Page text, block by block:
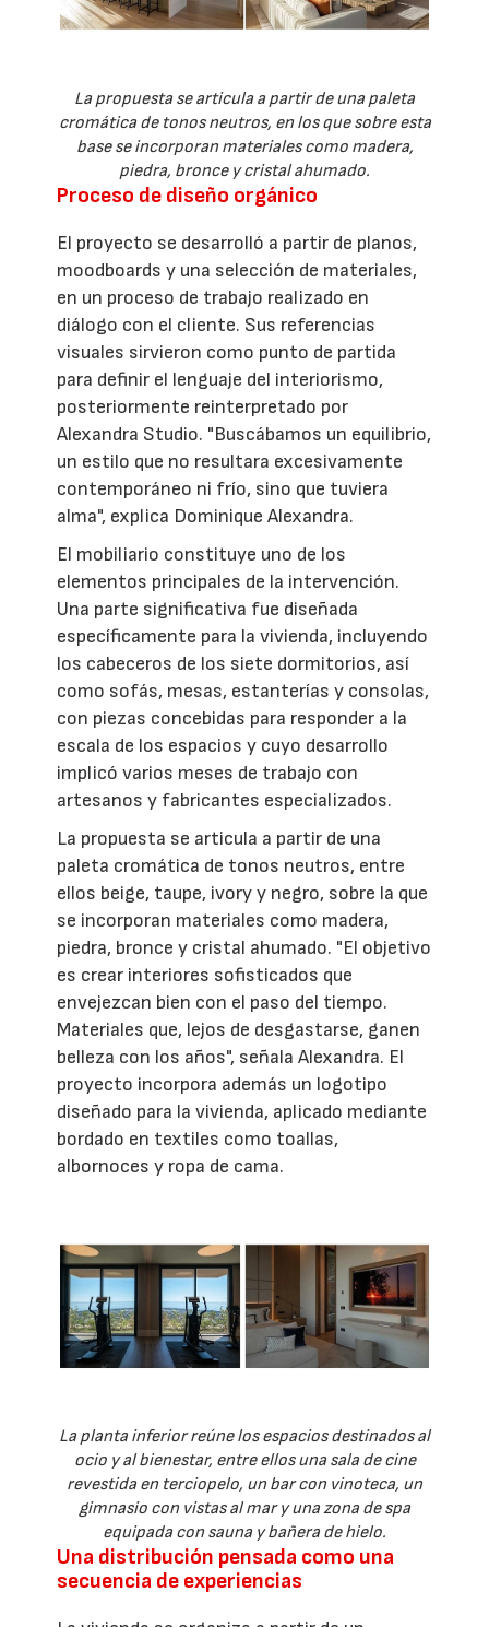
La propuesta se articula a partir de una paleta
cromática de tonos neutros, en los que sobre esta
base se incorporan materiales como madera,
piedra, bronce y cristal ahumado.
Proceso de diseño orgánico
El proyecto se desarrolló a partir de planos,
moodboards y una selección de materiales,
en un proceso de trabajo realizado en
diálogo con el cliente. Sus referencias
visuales sirvieron como punto de partida
para definir el lenguaje del interiorismo,
posteriormente reinterpretado por
Alexandra Studio. "Buscábamos un equilibrio,
un estilo que no resultara excesivamente
contemporáneo ni frío, sino que tuviera
alma", explica Dominique Alexandra.
El mobiliario constituye uno de los
elementos principales de la intervención.
Una parte significativa fue diseñada
específicamente para la vivienda, incluyendo
los cabeceros de los siete dormitorios, así
como sofás, mesas, estanterías y consolas,
con piezas concebidas para responder a la
escala de los espacios y cuyo desarrollo
implicó varios meses de trabajo con
artesanos y fabricantes especializados.
La propuesta se articula a partir de una
paleta cromática de tonos neutros, entre
ellos beige, taupe, ivory y negro, sobre la que
se incorporan materiales como madera,
piedra, bronce y cristal ahumado. "El objetivo
es crear interiores sofisticados que
envejezcan bien con el paso del tiempo.
Materiales que, lejos de desgastarse, ganen
belleza con los años", señala Alexandra. El
proyecto incorpora además un logotipo
diseñado para la vivienda, aplicado mediante
bordado en textiles como toallas,
albornoces y ropa de cama.
La planta inferior reúne los espacios destinados al
ocio y al bienestar, entre ellos una sala de cine
revestida en terciopelo, un bar con vinoteca, un
gimnasio con vistas al mar y una zona de spa
equipada con sauna y bañera de hielo.
Una distribución pensada como una
secuencia de experiencias